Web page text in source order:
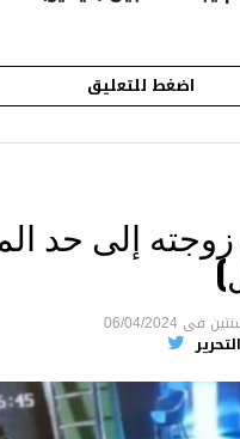
اضغط للتعليق
زوجته إلى حد
فى 06/04/2024